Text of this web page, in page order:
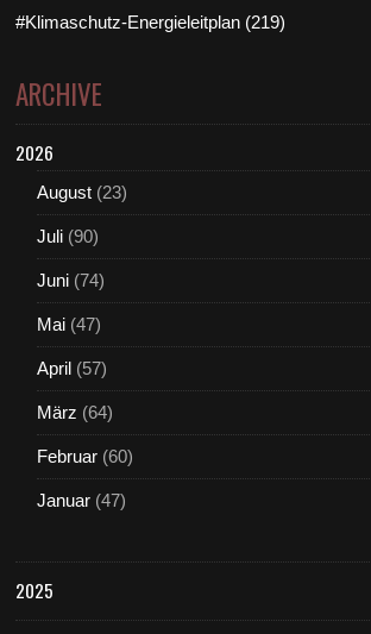
#Klimaschutz-Energieleitplan (219)
ARCHIVE
2026
August (23)
Juli (90)
Juni (74)
Mai (47)
April (57)
März (64)
Februar (60)
Januar (47)
2025